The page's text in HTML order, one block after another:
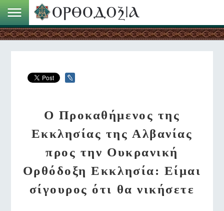
Ο Προκαθήμενος της
Εκκλησίας της Αλβανίας
προς την Ουκρανική
Ορθόδοξη Εκκλησία: Είμαι
σίγουρος ότι θα νικήσετε